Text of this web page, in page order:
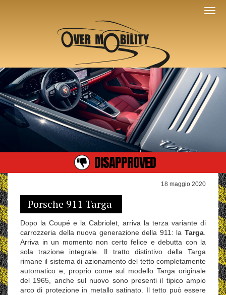
DISAPPROVED
18 maggio 2020
Porsche 911 Targa
Dopo la Coupé e la Cabriolet, arriva la terza variante di
carrozzeria della nuova generazione della 911: la Targa
Arriva in un momento non certo felice e debutta con la
sola trazione integrale. Il tratto distintivo della Targa
rimane il sistema di azionamento del tetto completamente
automatico e, proprio come sul modello Targa originale
del 1965, anche sul nuovo sono presenti il tipico ampio
arco di protezione in metallo satinato. Il tetto può essere